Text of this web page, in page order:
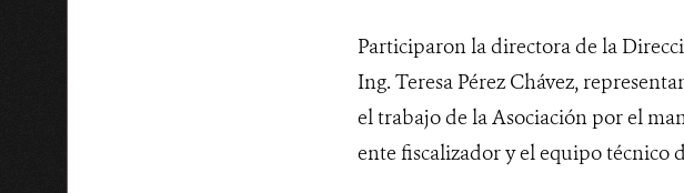
Participaron la directora de la
Ing. Teresa Pérez Chávez,
el trabajo de la Asociación por el
ente fiscalizador y el equipo técnico